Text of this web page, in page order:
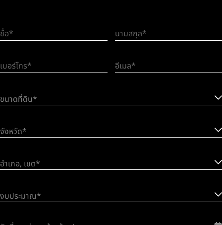
ชื่อ นามสกุล
เบอร์โทร อีเมล
ขนาดที่ดิน*
จังหวัด*
อำเภอ, เขต*
งบประมาณ*